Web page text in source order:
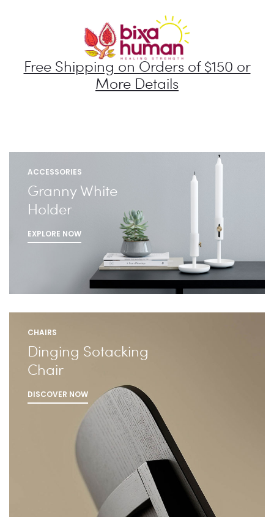
Free Shipping on Orders of $150 or
More Details
ACCESSORIES
Granny White
Holder
EXPLORE NOW
CHAIRS
Dinging Sotacking
Chair
DISCOVER NOW